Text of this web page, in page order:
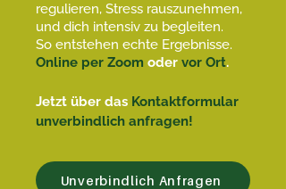
regulieren, Stress rauszunehmen,
und dich intensiv zu begleiten.
So entstehen echte Ergebnisse.
Online per Zoom oder vor Ort.
Jetzt über das Kontaktformular
unverbindlich anfragen!
Unverbindlich Anfragen